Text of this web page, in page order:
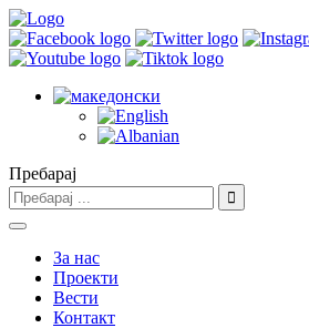
Пребарај
За нас
Проекти
Вести
Контакт